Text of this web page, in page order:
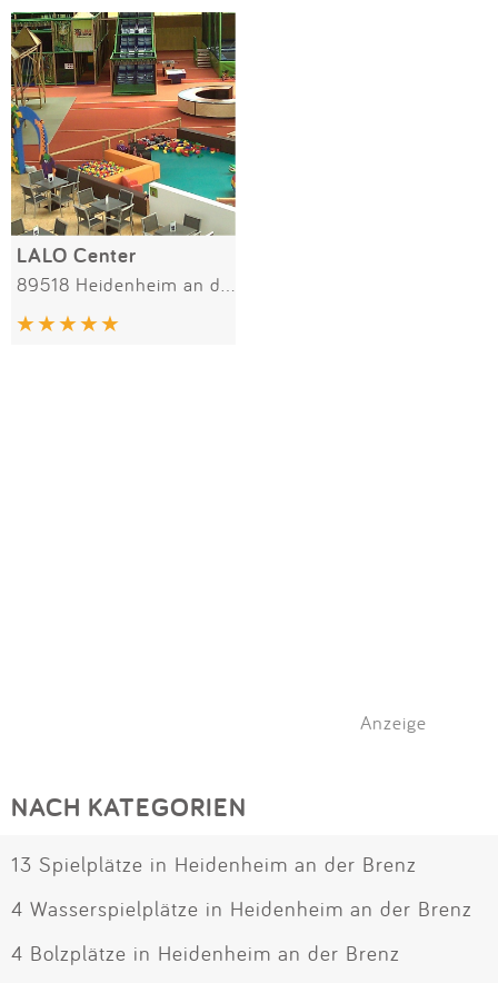
Anmelden
SPIELGERÄTE
Alle Filter (1) zurücksetzen
LALO Center
89518 Heidenheim an der Brenz
Anzeige
NACH KATEGORIEN
13 Spielplätze in Heidenheim an der Brenz
4 Wasserspielplätze in Heidenheim an der Brenz
4 Bolzplätze in Heidenheim an der Brenz